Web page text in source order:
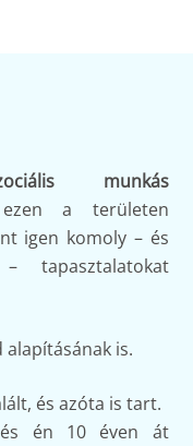
munkás
a területen
igen komoly – és
tapasztalatokat
alapításának is.
és azóta is tart.
és én 10 éven át